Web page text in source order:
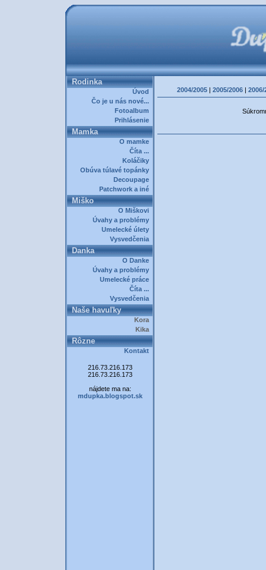
Rodinka
Úvod
Čo je u nás nové...
Fotoalbum
Prihlásenie
Mamka
O mamke
Číta ...
Koláčiky
Obúva túlavé topánky
Decoupage
Patchwork a iné
Miško
O Miškovi
Úvahy a problémy
Umelecké úlety
Vysvedčenia
Danka
O Danke
Úvahy a problémy
Umelecké práce
Číta ...
Vysvedčenia
Naše havuľky
Kora
Kika
Rôzne
Kontakt
216.73.216.173
216.73.216.173
nájdete ma na:
mdupka.blogspot.sk
2004/2005 | 2005/2006 | 2006/